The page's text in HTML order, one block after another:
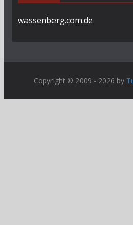
wassenberg.com.de
Copyright © 2009 - 2026 by